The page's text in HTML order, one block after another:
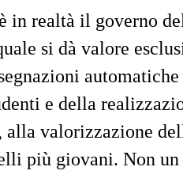
in realtà il governo
si dà valore
automatiche
e della
valorizzazione
più giovani. Non un